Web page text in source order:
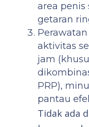
area penis
getaran
aktivitas
jam
PRP),
pantau
Tidak ada